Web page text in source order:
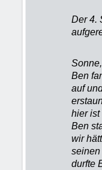
Der 4.
Ben
auf
hier ist
Ben
wir
seinen
durfte